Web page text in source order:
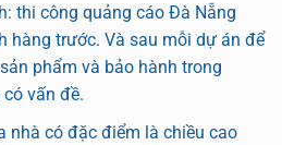
thi công quảng cáo Đà Nẵng
hàng trước. Và sau mỗi dự án để
phẩm và bảo hành trong
vấn đề.
nhà có đặc điểm là chiều cao